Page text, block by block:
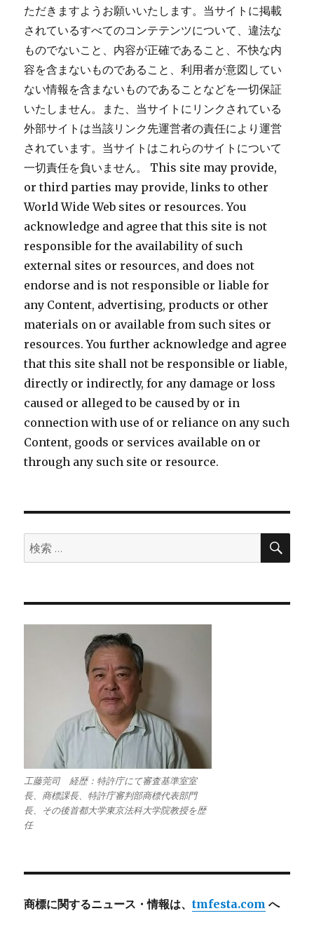
ただきますようお願いいたします。当サイトに掲載
されているすべてのコンテテンツについて、違法な
ものでないこと、内容が正確であること、不快な内
容を含まないものであること、利用者が意図してい
ない情報を含まないものであることなどを一切保証
いたしません。また、当サイトにリンクされている
外部サイトは当該リンク先運営者の責任により運営
されています。当サイトはこれらのサイトについて
一切責任を負いません。 This site may provide,
or third parties may provide, links to other
World Wide Web sites or resources. You
acknowledge and agree that this site is not
responsible for the availability of such
external sites or resources, and does not
endorse and is not responsible or liable for
any Content, advertising, products or other
materials on or available from such sites or
resources. You further acknowledge and agree
that this site shall not be responsible or liable,
directly or indirectly, for any damage or loss
caused or alleged to be caused by or in
connection with use of or reliance on any such
Content, goods or services available on or
through any such site or resource.
検
索:
検
工藤莞司 経歴：特許庁にて審査基準室室
長、商標課長、特許庁審判部商標代表部門
長、その後首都大学東京法科大学院教授を歴
任
商標に関するニュース・情報は、tmfesta.com へ